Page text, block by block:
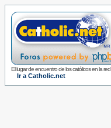
El lugar de encuentro de los católicos en la red
Ir a Catholic.net